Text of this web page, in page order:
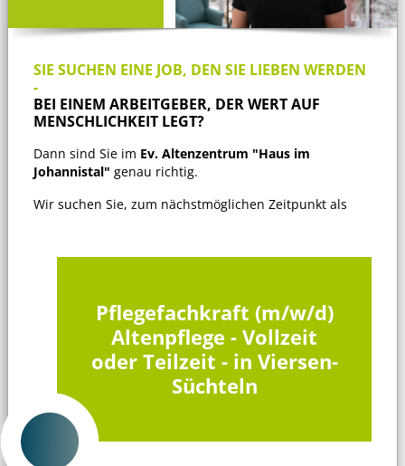
SIE SUCHEN EINE JOB, DEN SIE LIEBEN WERDEN
-
BEI EINEM ARBEITGEBER, DER WERT AUF
MENSCHLICHKEIT LEGT?
Dann sind Sie im Ev. Altenzentrum "Haus im
Johannistal" genau richtig.
Wir suchen Sie, zum nächstmöglichen Zeitpunkt als
Pflegefachkraft (m/w/d)
Altenpflege - Vollzeit
oder Teilzeit - in Viersen-
Süchteln